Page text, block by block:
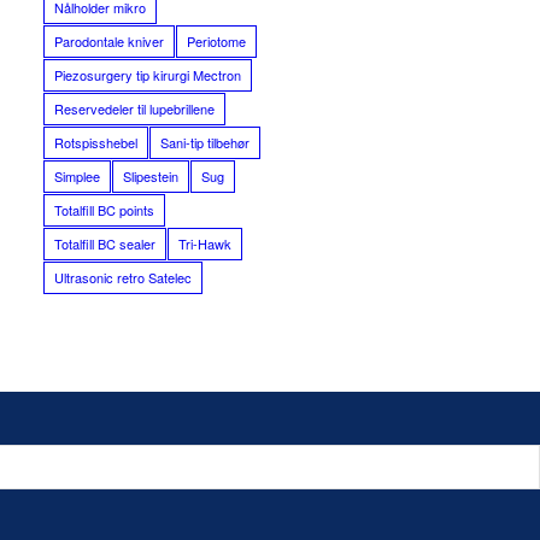
Nålholder mikro
Parodontale kniver
Periotome
Piezosurgery tip kirurgi Mectron
Reservedeler til lupebrillene
Rotspisshebel
Sani-tip tilbehør
Simplee
Slipestein
Sug
Totalfill BC points
Totalfill BC sealer
Tri-Hawk
Ultrasonic retro Satelec